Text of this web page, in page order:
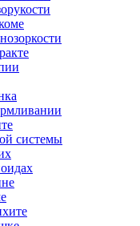
системы